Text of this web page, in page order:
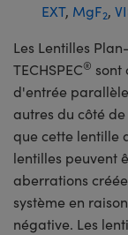
EXT, MgF2,
Les Lentilles
TECHSPEC® sont
d'entrée
autres du côté
que cette lentille
lentilles peuvent
aberrations
système en
négative. Les